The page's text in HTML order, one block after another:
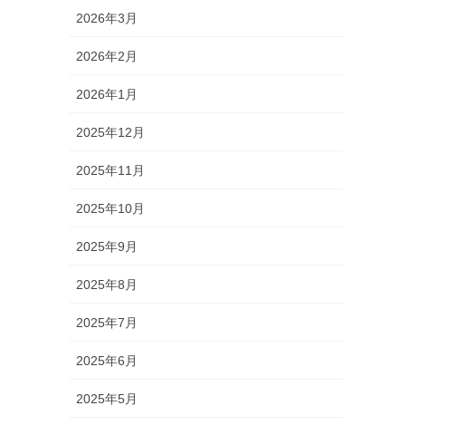
2026年3月
2026年2月
2026年1月
2025年12月
2025年11月
2025年10月
2025年9月
2025年8月
2025年7月
2025年6月
2025年5月